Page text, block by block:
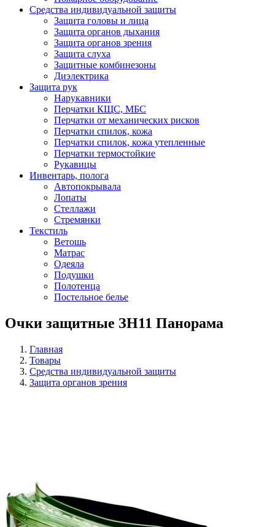
Средства индивидуальной защиты
Защита головы и лица
Защита органов дыхания
Защита органов зрения
Защита слуха
Защитные комбинезоны
Диэлектрика
Защита рук
Нарукавники
Перчатки КЩС, МБС
Перчатки от механических рисков
Перчатки спилок, кожа
Перчатки спилок, кожа утепленные
Перчатки термостойкие
Рукавицы
Инвентарь, полога
Автопокрывала
Лопаты
Стеллажи
Стремянки
Текстиль
Ветошь
Матрас
Одеяла
Подушки
Полотенца
Постельное белье
Очки защитные ЗН11 Панорама
Главная
Товары
Средства индивидуальной защиты
Защита органов зрения